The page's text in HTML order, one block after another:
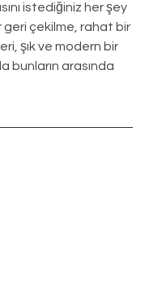
istediğiniz her şey
geri çekilme, rahat bir
şık ve modern bir
bunların arasında